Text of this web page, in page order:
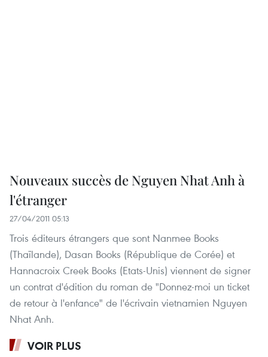
Nouveaux succès de Nguyen Nhat Anh à
l'étranger
27/04/2011 05:13
Trois éditeurs étrangers que sont Nanmee Books
(Thaïlande), Dasan Books (République de Corée) et
Hannacroix Creek Books (Etats-Unis) viennent de signer
un contrat d'édition du roman de "Donnez-moi un ticket
de retour à l'enfance" de l'écrivain vietnamien Nguyen
Nhat Anh.
VOIR PLUS